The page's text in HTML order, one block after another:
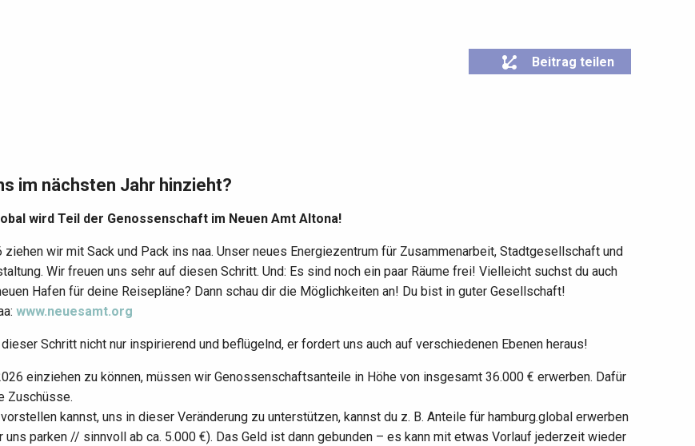
Beitrag teilen
im nächsten Jahr hinzieht?
wird Teil der Genossenschaft im Neuen Amt Altona!
ziehen wir mit Sack und Pack ins naa. Unser neues Energiezentrum für Zusammenarbeit, Stadtgesellschaft und
Wir freuen uns sehr auf diesen Schritt. Und: Es sind noch ein paar Räume frei! Vielleicht suchst du auch
Hafen für deine Reisepläne? Dann schau dir die Möglichkeiten an! Du bist in guter Gesellschaft!
www.neuesamt.org
Schritt nicht nur inspirierend und beflügelnd, er fordert uns auch auf verschiedenen Ebenen heraus!
einziehen zu können, müssen wir Genossenschaftsanteile in Höhe von insgesamt 36.000 € erwerben. Dafür
Zuschüsse.
kannst, uns in dieser Veränderung zu unterstützen, kannst du z. B. Anteile für hamburg.global erwerben
uns parken // sinnvoll ab ca. 5.000 €). Das Geld ist dann gebunden – es kann mit etwas Vorlauf jederzeit wieder